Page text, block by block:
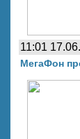
11:01
МегаФон